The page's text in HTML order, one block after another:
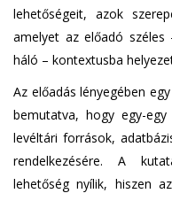
lehetőségeit, azok
amelyet az előadó
háló – kontextusba
Az előadás lényegében
bemutatva, hogy egy-egy
levéltári források,
rendelkezésére. A
lehetőség nyílik, hiszen